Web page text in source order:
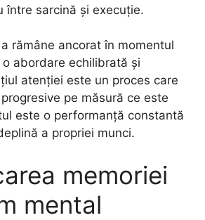
între sarcină și execuție.
rămâne ancorat în momentul
abordare echilibrată și
atenției este un proces care
pe măsură ce este
este o performanță constantă
a propriei munci.
memoriei
mental